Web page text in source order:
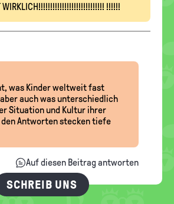
WIRKLICH!!!!!!!!!!!!!!!!!!!!!!!!!!!! !!!!!!
was Kinder weltweit fast
auch was unterschiedlich
Situation und Kultur ihrer
Antworten stecken tiefe
Auf diesen Beitrag antworten
SCHREIB UNS